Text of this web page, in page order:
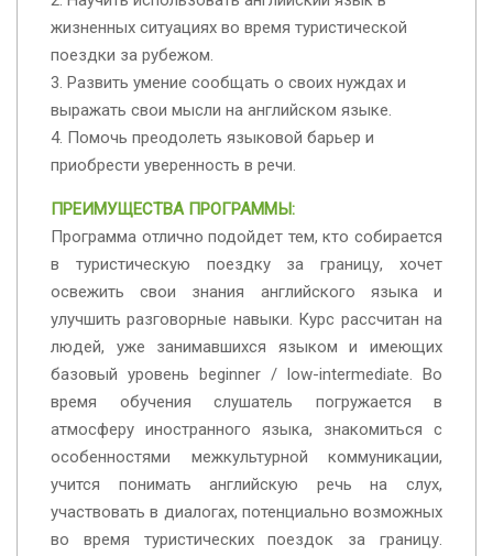
жизненных ситуациях во время туристической
поездки за рубежом.
3. Развить умение сообщать о своих нуждах и
выражать свои мысли на английском языке.
4. Помочь преодолеть языковой барьер и
приобрести уверенность в речи.
ПРЕИМУЩЕСТВА ПРОГРАММЫ:
Программа отлично подойдет тем, кто собирается
в туристическую поездку за границу, хочет
освежить свои знания английского языка и
улучшить разговорные навыки. Курс рассчитан на
людей, уже занимавшихся языком и имеющих
базовый уровень beginner / low-intermediate. Во
время обучения слушатель погружается в
атмосферу иностранного языка, знакомиться с
особенностями межкультурной коммуникации,
учится понимать английскую речь на слух,
участвовать в диалогах, потенциально возможных
во время туристических поездок за границу.